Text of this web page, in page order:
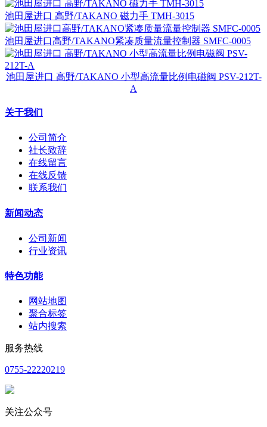
池田屋进口 高野/TAKANO 磁力手 TMH-3015
池田屋进口高野/TAKANO紧凑质量流量控制器 SMFC-0005
池田屋进口 高野/TAKANO 小型高流量比例电磁阀 PSV-212T-
A
关于我们
公司简介
社长致辞
在线留言
在线反馈
联系我们
新闻动态
公司新闻
行业资讯
特色功能
网站地图
聚合标签
站内搜索
服务热线
0755-22220219
关注公众号